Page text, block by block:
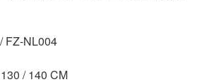
FZ-NL004
/ 140 CM